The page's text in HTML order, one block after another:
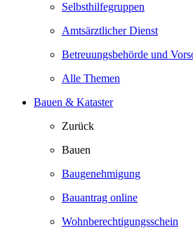
Selbsthilfegruppen
Amtsärztlicher Dienst
Betreuungsbehörde und
Alle Themen
Bauen & Kataster
Zurück
Bauen
Baugenehmigung
Bauantrag online
Wohnberechtigungsschein